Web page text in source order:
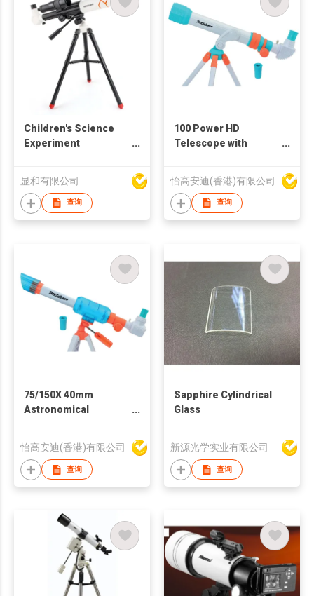
Children's Science
Experiment
显和有限公司
查询
100 Power HD
Telescope with
怡高安迪(香港)有限公司
查询
75/150X 40mm
Astronomical
怡高安迪(香港)有限公司
查询
Sapphire Cylindrical
Glass
新源光学实业有限公司
查询